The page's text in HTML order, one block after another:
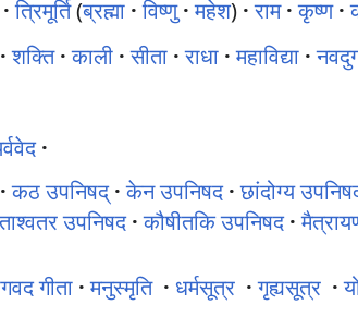
· त्रिमूर्ति(ब्रह्मा · विष्णु · महेश) · राम · कृष्ण ·
· शक्ति · काली · सीता · राधा · महाविद्या ·
·
· कठ उपनिषद् · केन उपनिषद · छांदोग्य
उपनिषद · कौषीतकि उपनिषद ·
गीता · मनुस्मृति · धर्मसूत्र · गृह्यसूत्र ·